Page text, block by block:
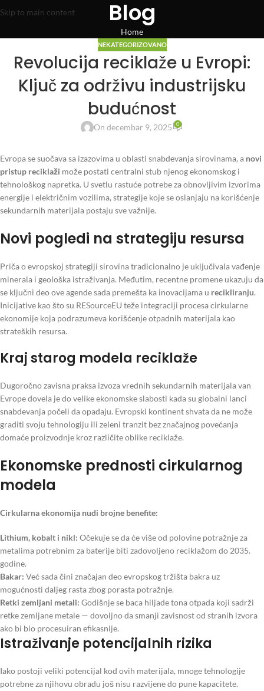
Skip to main content Blog
Home
NEKATEGORIZOVANO
Revolucija reciklaže u Evropi:
Ključ za održivu industrijsku
budućnost
On decembar 9, 2025 0
Evropa se suočava sa izazovima u oblasti snabdevanja sirovinama, a novi
pristup reciklaži može postati centralni stub njenog ekonomskog i
tehnološkog napretka. U svetlu rastuće potrebe za obnovljivim izvorima
energije i električnim vozilima, strategije koje se oslanjaju na korišćenje
sekundarnih materijala postaju sve važnije.
Novi pogledi na strategiju resursa
Priča o evropskoj strategiji sirovina tradicionalno je uključivala vađenje
minerala i geološka istraživanja. Međutim, recentne promene ukazuju da
se ključni deo ove agende sada premešta ka inovacijama u recikliranju.
Inicijative kao što su RESourceEU teže integraciji procesa cirkularne
ekonomije koja podrazumeva korišćenje otpadnih materijala kao
strateških resursa.
Kraj starog modela reciklaže
Dugoročno zavisna praksa izvoza vrednih sekundarnih materijala van
Evrope dovela je do velike ekonomske slabosti kada su globalni lanci
snabdevanja počeli da opadaju. Evropski kontinent shvata da ne može
graditi svoju tehnologiju ili zeleni tranzit bez značajnog povećanja
domaće proizvodnje kroz različite oblike reciklaže.
Ekonomske prednosti cirkularnog
modela
Cirkularna ekonomija nudi brojne benefite:
Lithium, kobalt i nikl: Očekuje se da će više od polovine potražnje za
metalima potrebnim za baterije biti zadovoljeno reciklažom do 2035.
godine.
Bakar: Već sada čini značajan deo evropskog tržišta bakra uz
mogućnosti daljeg rasta zbog porasta potražnje.
Retki zemljani metali: Godišnje se baca hiljade tona otpada koji sadrži
retke zemljane metale — dovoljno da smanji zavisnost od stranih izvora
ako bi bio procesuiran efikasnije.
Istraživanje potencijalnih rizika
Iako postoji veliki potencijal kod ovih materijala, mnoge tehnologije
potrebne za njihovu obradu još nisu razvijene do pune kapacitete.